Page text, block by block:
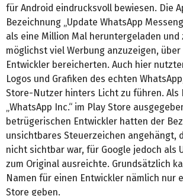
für Android eindrucksvoll bewiesen. Die
Bezeichnung „Update WhatsApp
als eine Million Mal heruntergeladen
möglichst viel Werbung anzuzeigen,
Entwickler bereicherten. Auch hier
Logos und Grafiken des echten
Store-Nutzer hinters Licht zu führen. Als
„WhatsApp Inc.“ im Play Store
betrügerischen Entwickler hatten der
unsichtbares Steuerzeichen angehängt,
nicht sichtbar war, für Google jedoch als
zum Original ausreichte. Grundsätzlich
Namen für einen Entwickler nämlich nur
Store geben.